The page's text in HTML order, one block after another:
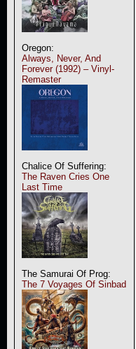
Oregon:
Always, Never, And
Forever (1992) – Vinyl-
Remaster
Chalice Of Suffering:
The Raven Cries One
Last Time
The Samurai Of Prog:
The 7 Voyages Of Sinbad